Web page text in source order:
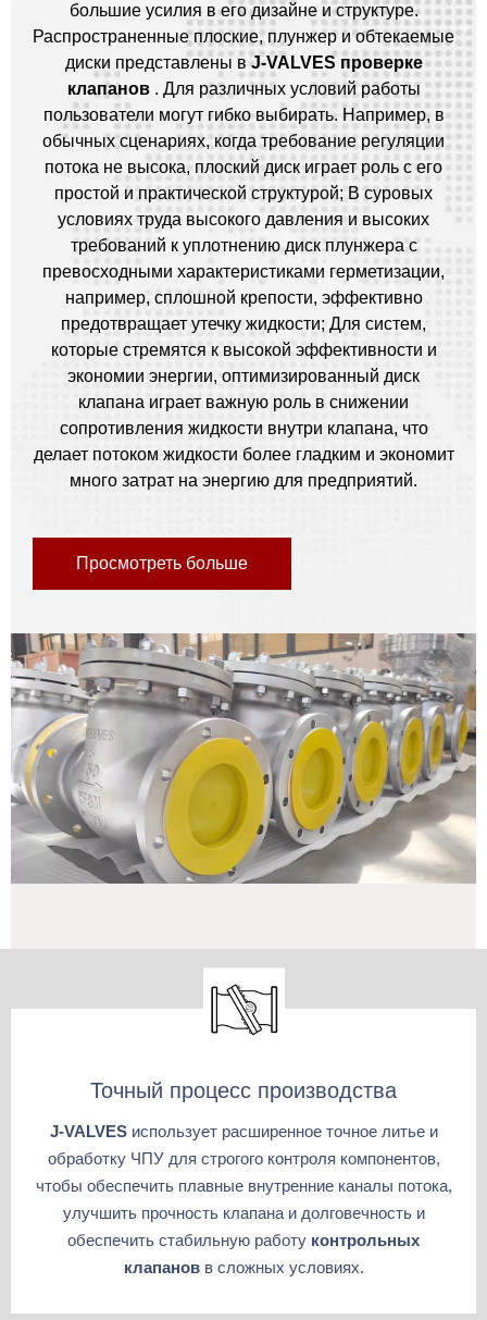
большие усилия в его дизайне и структуре.
Распространенные плоские, плунжер и обтекаемые
диски представлены в J-VALVES проверке
клапанов . Для различных условий работы
пользователи могут гибко выбирать. Например, в
обычных сценариях, когда требование регуляции
потока не высока, плоский диск играет роль с его
простой и практической структурой; В суровых
условиях труда высокого давления и высоких
требований к уплотнению диск плунжера с
превосходными характеристиками герметизации,
например, сплошной крепости, эффективно
предотвращает утечку жидкости; Для систем,
которые стремятся к высокой эффективности и
экономии энергии, оптимизированный диск
клапана играет важную роль в снижении
сопротивления жидкости внутри клапана, что
делает потоком жидкости более гладким и экономит
много затрат на энергию для предприятий.
Просмотреть больше
Точный процесс производства
J-VALVES использует расширенное точное литье и
обработку ЧПУ для строгого контроля компонентов,
чтобы обеспечить плавные внутренние каналы потока,
улучшить прочность клапана и долговечность и
обеспечить стабильную работу контрольных
клапанов в сложных условиях.